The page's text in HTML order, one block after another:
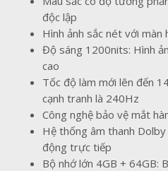
độc lập
Hình ảnh sắc nét với màn
Độ sáng 1200nits: Hình
cao
Tốc độ làm mới lên đến
cạnh tranh là 240Hz
Công nghệ bảo vệ mắt
Hệ thống âm thanh
động trực tiếp
Bộ nhớ lớn 4GB + 64GB: